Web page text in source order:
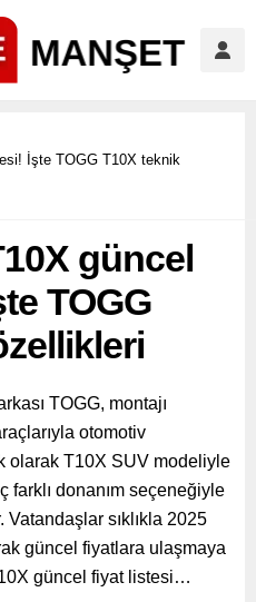
İşte TOGG T10X teknik
güncel
TOGG
TOGG, montajı
otomotiv
olarak T10X SUV modeliyle
farklı donanım seçeneğiyle
Vatandaşlar sıklıkla 2025
güncel fiyatlara ulaşmaya
güncel fiyat listesi…